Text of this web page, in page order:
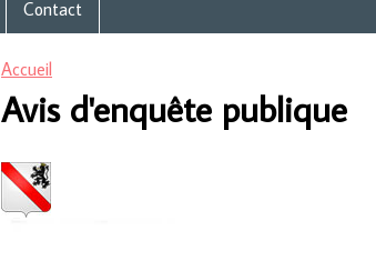
Vous êtes ici
Accueil
Avis d'enquête publique
Contact